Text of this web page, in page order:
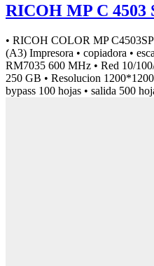
RICOH MP C 4503
• RICOH COLOR MP
(A3) Impresora • copiadora •
RM7035 600 MHz • Red 10/
250 GB • Resolucion
bypass 100 hojas • salida 500